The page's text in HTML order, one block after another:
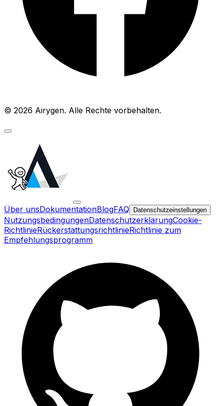
© 2026 Airygen. Alle Rechte vorbehalten.
Über unsDokumentationBlogFAQ Datenschutzeinstellungen
NutzungsbedingungenDatenschutzerklärungCookie-
RichtlinieRückerstattungsrichtlinieRichtlinie zum
Empfehlungsprogramm